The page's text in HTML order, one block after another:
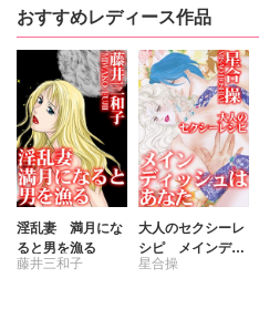
おすすめレディース作品
淫乱妻 満月にな
ると男を漁る
藤井三和子
大人のセクシーレ
シピ メインディ
ッシュはあなた
星合操